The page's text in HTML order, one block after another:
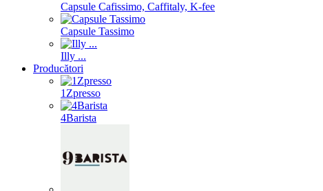
Capsule Cafissimo, Caffitaly, K-fee
Capsule Tassimo
Illy ...
Producători
1Zpresso
4Barista